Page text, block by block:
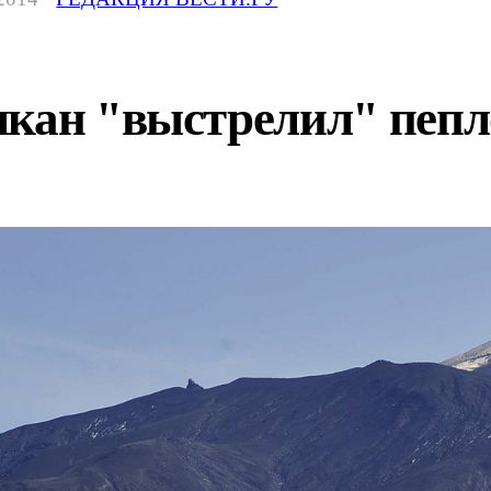
"выстрелил"